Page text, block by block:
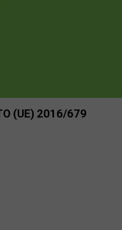
(UE) 2016/679